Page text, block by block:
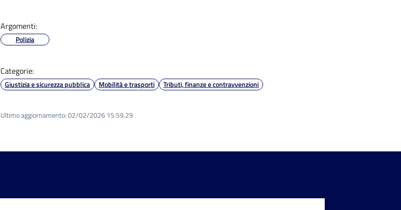
Argomenti:
Polizia
Categorie:
Giustizia e sicurezza pubblica Mobilità e trasporti Tributi, finanze e contravvenzioni
Ultimo aggiornamento:02/02/2026 15:59.29